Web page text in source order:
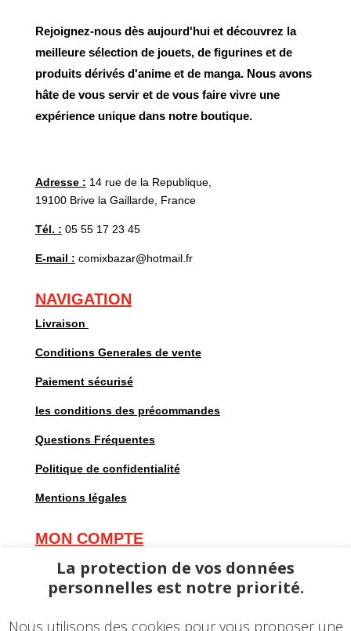
Rejoignez-nous dès aujourd'hui et découvrez la
meilleure sélection de jouets, de figurines et de
produits dérivés d'anime et de manga. Nous avons
hâte de vous servir et de vous faire vivre une
expérience unique dans notre boutique.
Adresse : 14 rue de la Republique,
19100 Brive la Gaillarde, France
Tél. : 05 55 17 23 45
E-mail : comixbazar@hotmail.fr
NAVIGATION
Livraison
Conditions Generales de vente
Paiement sécurisé
les conditions des précommandes
Questions Fréquentes
Politique de confidentialité
Mentions légales
MON COMPTE
Mes commandes
Mes adresses
Mes informations personnelles
La protection de vos données
personnelles est notre priorité.
Nous utilisons des cookies pour vous proposer une